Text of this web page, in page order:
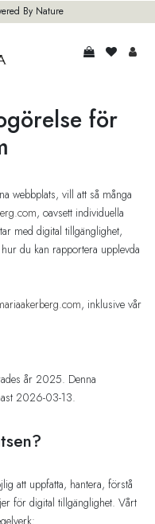
By Nature
för
webbplats, vill att så många
, oavsett individuella
med digital tillgänglighet,
du kan rapportera upplevda
, inklusive vår
år 2025. Denna
2026-03-13.
att uppfatta, hantera, förstå
för digital tillgänglighet. Vårt